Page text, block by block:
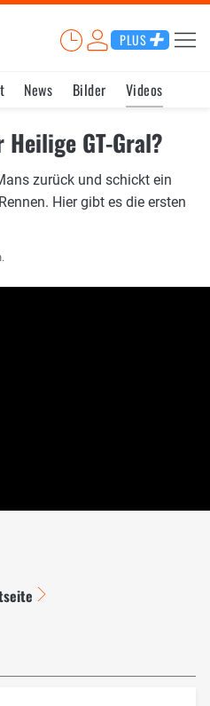
PLUS
News Bilder Videos
GT-Gral?
zurück und schickt ein
Hier gibt es die ersten